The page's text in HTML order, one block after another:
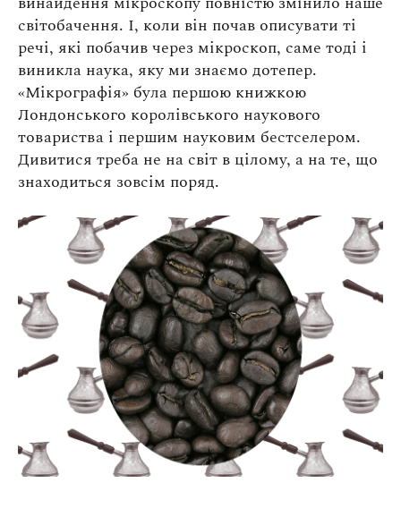
світобачення. І, коли він почав описувати ті
речі, які побачив через мікроскоп, саме тоді і
виникла наука, яку ми знаємо дотепер.
«Мікрографія» була першою книжкою
Лондонського королівського наукового
товариства і першим науковим бестселером.
Дивитися треба не на світ в цілому, а на те, що
знаходиться зовсім поряд.